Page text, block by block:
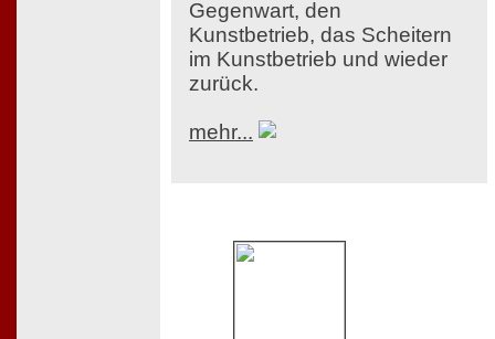
Gegenwart, den
Kunstbetrieb, das Scheitern
im Kunstbetrieb und wieder
zurück.
mehr...